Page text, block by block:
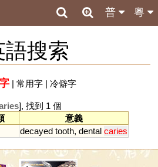
粵
普
搜索
| 常用字| 冷僻字
], 找到 1 個
意義
decayed tooth, dental caries